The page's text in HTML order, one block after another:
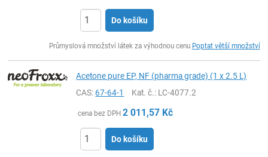
Do košíku
Průmyslová množství látek za výhodnou cenu Poptat větší množství
Acetone pure EP, NF (pharma grade) (1 x 2.5 L)
CAS:67-64-1 Kat. č.: LC-4077.2
cena bez DPH 2 011,57 Kč
Do košíku